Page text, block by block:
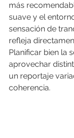
más
suave y el
sensación de
refleja
Planificar bien la
aprovechar
un reportaje
coherencia.